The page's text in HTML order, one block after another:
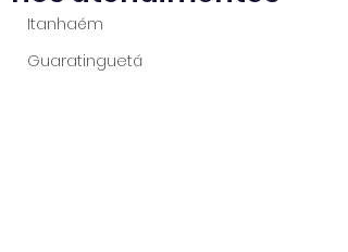
Itanhaém
Guaratinguetá